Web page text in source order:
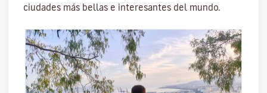
ciudades más bellas e interesantes del mundo.